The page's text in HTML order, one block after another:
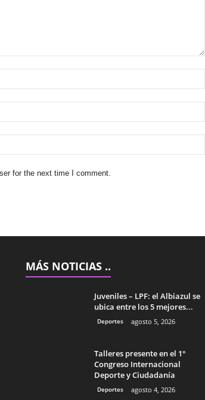
for the next time I comment.
MÁS NOTICIAS ..
Juveniles – LPF: el Albiazul se
ubica entre los 5 mejores...
Deportes agosto 5, 2026
Talleres presente en el 1°
Congreso Internacional
Deporte y Ciudadanía
Deportes agosto 4, 2026